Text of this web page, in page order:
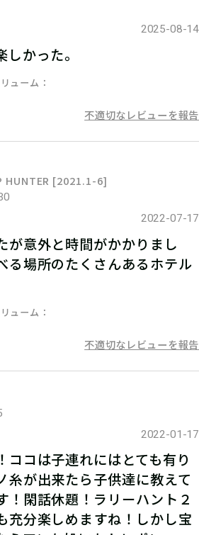
2025-08-14
かった。
ューム
不適切なレビューを報告
[2021.1-6]
2022-07-17
が意外と時間がかかりまし
る場所のたくさんあるホテル
ューム
不適切なレビューを報告
2022-01-17
ココは子連れにはとても有り
糸が出来たら子供達に教えて
！閑話休題！ラリーハント２
充分楽しめますね！しかし宝